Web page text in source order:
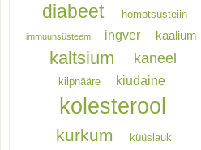
diabeet homotsüsteiin
immuunsüsteem ingver kaalium
kaltsium kaneel
kilpnääre kiudaine
kolesterool
kurkum küüslauk